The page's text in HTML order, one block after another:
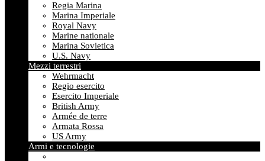
Regia Marina
Marina Imperiale
Royal Navy
Marine nationale
Marina Sovietica
U.S. Navy
Mezzi terrestri
Wehrmacht
Regio esercito
Esercito Imperiale
British Army
Armée de terre
Armata Rossa
US Army
Armi e tecnologie